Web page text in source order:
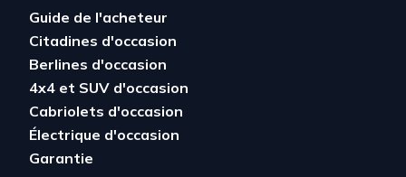
Guide de l'acheteur
Citadines d'occasion
Berlines d'occasion
4x4 et SUV d'occasion
Cabriolets d'occasion
Électrique d'occasion
Garantie